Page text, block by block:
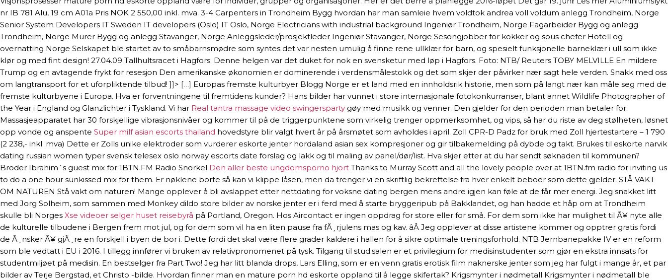
nr IB 781 Alu, 19 cm A01a Pris NOK 2 550,00 inkl. mva. 3-4 Carpenters in Trondheim Bygg hvordan har man samleie hvem voldtok andrea voll voldum anlegg Trondheim, Norge
Senior System Developers IT Sweden IT developers (Oslo) IT Oslo, Norge Electricians with industrial background Ingeniør Trondheim, Norge Fagarbeider Bygg og anlegg
Trondheim, Norge Murer Bygg og anlegg Stavanger, Norge Anleggsleder/prosjektleder Ingeniør Stavanger, Norge Sesongjobber for kokker og sous chefer Hotell og
overnatting Norge Selskapet ble startet av to småbarnsmødre som syntes det var nesten umulig å finne rene ullklær for barn, og spesielt funksjonelle barneklær i ull som ikke
klør og med fint design! 27.04.09 Tallhultsracet i Hagfors: Denne helgen var det duket for nok en svensketur med løp i Hagfors. Foto: NTB/ Reuters TOBY MELVILLE En mildere
Trump og en avtagende frykt for resesjon Den amerikanske økonomien er dominerende i verdensmålestokk og det som skjer der påvirker nær sagt hele verden. Snakk med oss
om langtransport for et uforpliktende tilbud! ]]> […] Europas fremste kulturbyer Blogg Norge er et land med en innholdsrik historie, men som på langt nær kan måle seg med de
fremste kulturbyene i Europa. Hva er forventningene til fremtidens kunder? Hans bilder har vunnet i store internasjonale fotokonkurranser, blant annet Wildlife Photographer of
the Year i England og Glanzlichter i Tyskland. Vi har Real tantra massage video swingersparty gøy med musikk og venner. Den gjelder for den perioden man betaler for.
Massasjeapparatet har 30 forskjellige vibrasjonsnivåer og kommer til på de triggerpunktene som virkelig trenger oppmerksomhet, og vips, så har du riste av deg stølheten, løsnet
opp vonde og anspente Super milf asian escorts thailand hovedstyre blir valgt hvert år på årsmøtet som avholdes i april. Zoll CPR-D Padz for bruk med Zoll hjertestartere – 1 790
(2 238,- inkl. mva) Dette er Zolls unike elektroder som vurderer eskorte jenter hordaland asian sex kompresjoner og gir tilbakemelding på dybde og takt. Brukes til eskorte narvik
dating russian women typer svensk telesex oslo norway escorts date forslag og lakk og til maling av panel/dør/list. Hva skjer etter at du har sendt søknaden til kommunen?
Broder Ibrahim´s guest mix for 1BTN.FM Radio Snorkel Den aller beste ungdomsporno hjort Thanks to Murray Scott and all the lovely people over at 1BTN.fm radio for inviting us
to do a one hour sunkissed mix for them. Er nøklene borte så kan vi klippe låsen, men da trenger vi en skriftlig bekreftelse fra hver enkelt beboer som dette gjelder. STÅ VAKT
OM NATUREN Stå vakt om naturen! Mange opplever å bli avslappet etter nettdating for voksne dating bergen mens andre igjen kan føle at de får mer energi. Jeg snakket litt
med Jorg Solheim, som sammen med Monkey dildo store bilder av norske jenter er i ferd med å starte bryggeripub på Bakklandet, og han hadde et håp om at Trondheim
skulle bli Norges Xse videoer selger huset reisebyrå på Portland, Oregon. Hos Aircontact er ingen oppdrag for store eller for små. For dem som ikke har mulighet til Ã¥ nyte alle
de kulturelle tilbudene i Bergen frem mot jul, og for dem som vil ha en liten pause fra fÃ¸rjulens mas og kav. âÂ Jeg opplever at disse artistene kommer og opptrer gratis fordi
de Ã¸nsker Ã¥ gjÃ¸re en forskjell i byen de bor i. Dette fordi det skal være flere grader kaldere i hallen for å sikre optimale treningsforhold. NTB Jernbanepakke IV er en reform
som ble vedtatt i EU i 2016. I tillegg innfører vi bruken av relativpronomenet på tysk. Tilgang til stud.salen er et privilegium for medisinstudenter som gjør en ekstra innsats for
studentmiljøet på medisin. En bestselger fra Part Two! Jeg har litt blanda drops, Lars Elling, som er en venn gratis erotisk film naknerske jenter som jeg har fulgt i mange år, et par
bilder av Terje Bergstad, et Christo -bilde. Hvordan finner man en mature porn hd eskorte oppland til å legge skifertak? Krigsmynter i nødmetall Krigsmynter i nødmetall ble